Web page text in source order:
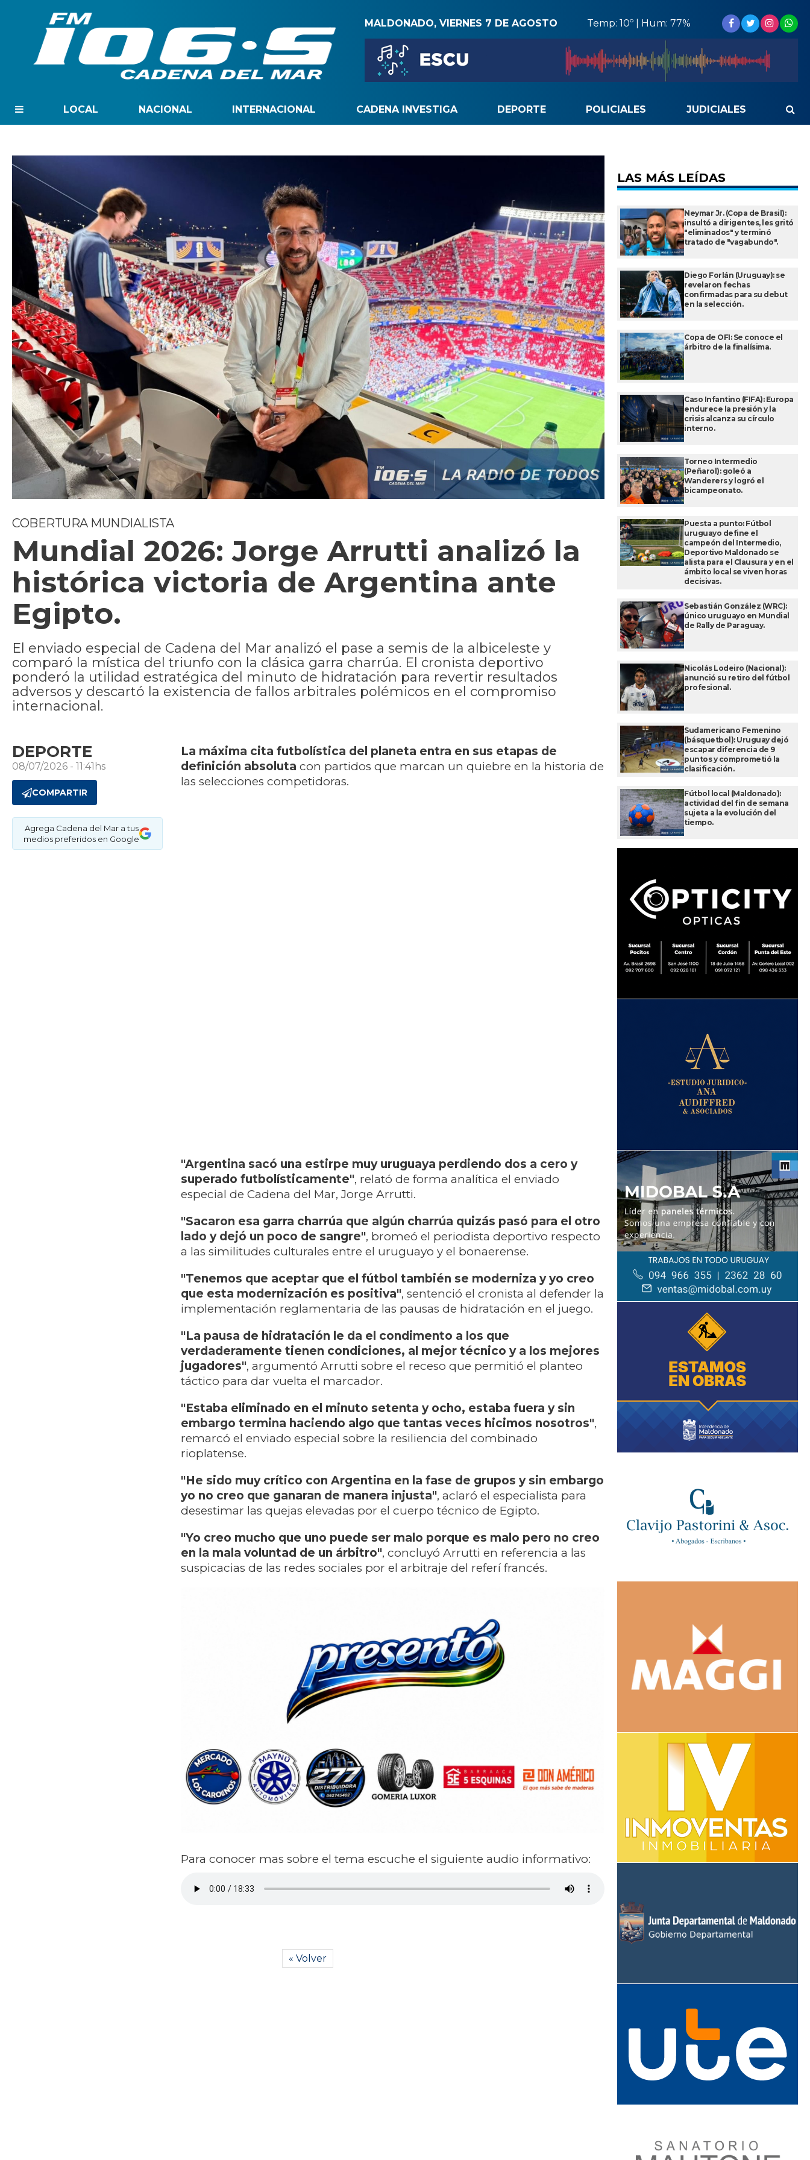
MALDONADO, VIERNES 7 DE AGOSTO Temp: 10º | Hum: 77%
LOCAL NACIONAL INTERNACIONAL CADENA INVESTIGA DEPORTE POLICIALES JUDICIALES
COBERTURA MUNDIALISTA
Mundial 2026: Jorge Arrutti analizó la
histórica victoria de Argentina ante
Egipto.
El enviado especial de Cadena del Mar analizó el pase a semis de la albiceleste y
comparó la mística del triunfo con la clásica garra charrúa. El cronista deportivo
ponderó la utilidad estratégica del minuto de hidratación para revertir resultados
adversos y descartó la existencia de fallos arbitrales polémicos en el compromiso
internacional.
DEPORTE
08/07/2026 - 11:41hs
COMPARTIR
Agrega Cadena del Mar a tus
medios preferidos en Google
La máxima cita futbolística del planeta entra en sus etapas de
definición absoluta con partidos que marcan un quiebre en la historia de
las selecciones competidoras.
"Argentina sacó una estirpe muy uruguaya perdiendo dos a cero y
superado futbolísticamente", relató de forma analítica el enviado
especial de Cadena del Mar, Jorge Arrutti.
"Sacaron esa garra charrúa que algún charrúa quizás pasó para el otro
lado y dejó un poco de sangre", bromeó el periodista deportivo respecto
a las similitudes culturales entre el uruguayo y el bonaerense.
"Tenemos que aceptar que el fútbol también se moderniza y yo creo
que esta modernización es positiva", sentenció el cronista al defender la
implementación reglamentaria de las pausas de hidratación en el juego.
"La pausa de hidratación le da el condimento a los que
verdaderamente tienen condiciones, al mejor técnico y a los mejores
jugadores", argumentó Arrutti sobre el receso que permitió el planteo
táctico para dar vuelta el marcador.
"Estaba eliminado en el minuto setenta y ocho, estaba fuera y sin
embargo termina haciendo algo que tantas veces hicimos nosotros",
remarcó el enviado especial sobre la resiliencia del combinado
rioplatense.
"He sido muy crítico con Argentina en la fase de grupos y sin embargo
yo no creo que ganaran de manera injusta", aclaró el especialista para
desestimar las quejas elevadas por el cuerpo técnico de Egipto.
"Yo creo mucho que uno puede ser malo porque es malo pero no creo
en la mala voluntad de un árbitro", concluyó Arrutti en referencia a las
suspicacias de las redes sociales por el arbitraje del referí francés.
Para conocer mas sobre el tema escuche el siguiente audio informativo:
« Volver
LAS MÁS LEÍDAS
Neymar Jr. (Copa de Brasil):
insultó a dirigentes, les gritó
"eliminados" y terminó
tratado de "vagabundo".
Diego Forlán (Uruguay): se
revelaron fechas
confirmadas para su debut
en la selección.
Copa de OFI: Se conoce el
árbitro de la finalísima.
Caso Infantino (FIFA): Europa
endurece la presión y la
crisis alcanza su círculo
interno.
Torneo Intermedio
(Peñarol): goleó a
Wanderers y logró el
bicampeonato.
Puesta a punto: Fútbol
uruguayo define el
campeón del Intermedio,
Deportivo Maldonado se
alista para el Clausura y en el
ámbito local se viven horas
decisivas.
Sebastián González (WRC):
único uruguayo en Mundial
de Rally de Paraguay.
Nicolás Lodeiro (Nacional):
anunció su retiro del fútbol
profesional.
Sudamericano Femenino
(básquetbol): Uruguay dejó
escapar diferencia de 9
puntos y comprometió la
clasificación.
Fútbol local (Maldonado):
actividad del fin de semana
sujeta a la evolución del
tiempo.